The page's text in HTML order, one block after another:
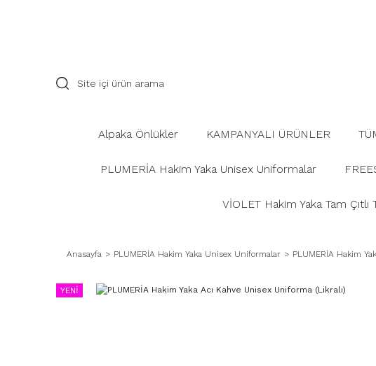
Alpaka Önlükler KAMPANYALI ÜRÜNLER
PLUMERİA Hakim Yaka Unisex Uniformalar
VİOLET Hakim Yaka Tam
Anasayfa PLUMERİA Hakim Yaka Unisex Uniformalar PLUMERİA Hakim
YENİ